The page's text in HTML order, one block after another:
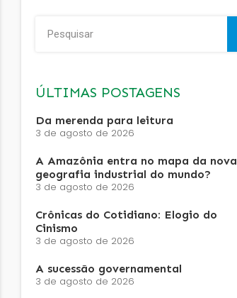
ÚLTIMAS POSTAGENS
Da merenda para leitura
3 de agosto de 2026
A Amazônia entra no mapa da nova
geografia industrial do mundo?
3 de agosto de 2026
Crônicas do Cotidiano: Elogio do
Cinismo
3 de agosto de 2026
A sucessão governamental
3 de agosto de 2026